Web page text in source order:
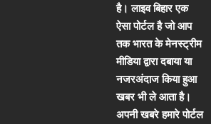
है। लाइव बिहार एक
ऐसा पोर्टल है जो आप
तक भारत के मेनस्ट्रीम
मीडिया द्वारा दबाया या
नजरअंदाज किया हुआ
खबर भी ले आता है।
अपनी खबरे हमारे पोर्टल